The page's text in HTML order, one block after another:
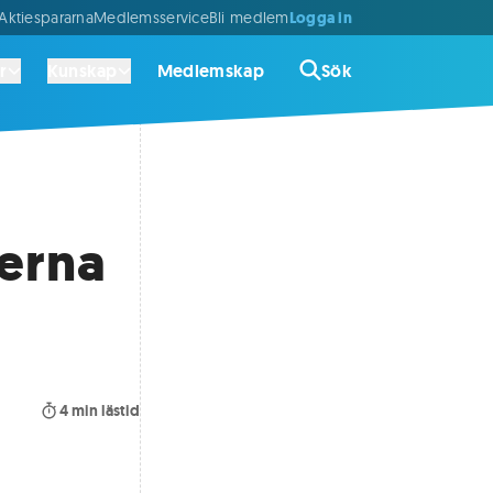
MedlemsserviceBli medlemLogga in
Medlemskap Sök
4min lästid